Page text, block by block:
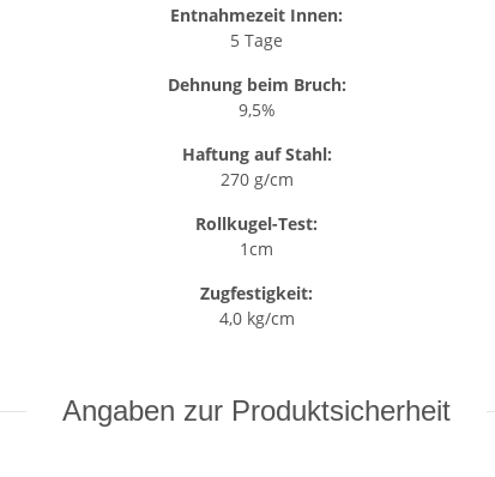
Entnahmezeit Innen:
5 Tage
Dehnung beim Bruch:
9,5%
Haftung auf Stahl:
270 g/cm
Rollkugel-Test:
1cm
Zugfestigkeit:
4,0 kg/cm
Angaben zur Produktsicherheit